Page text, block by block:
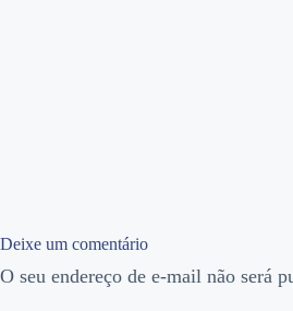
Deixe um comentário
O seu endereço de e-mail não será